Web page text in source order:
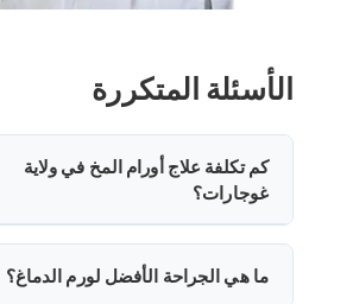
الأسئلة المتكررة
كم تكلفة علاج أورام المخ في ولاية
غوجارات؟
علاج أورام المخ في ولاية غوجارات
ميسورة التكلفة بتكاليف متفاوتة بناء
ما هي الجراحة الأفضل لورم الدماغ؟